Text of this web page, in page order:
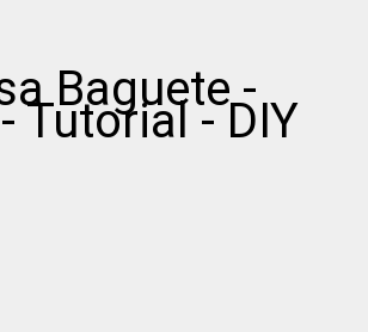
Baguete -
Tutorial - DIY